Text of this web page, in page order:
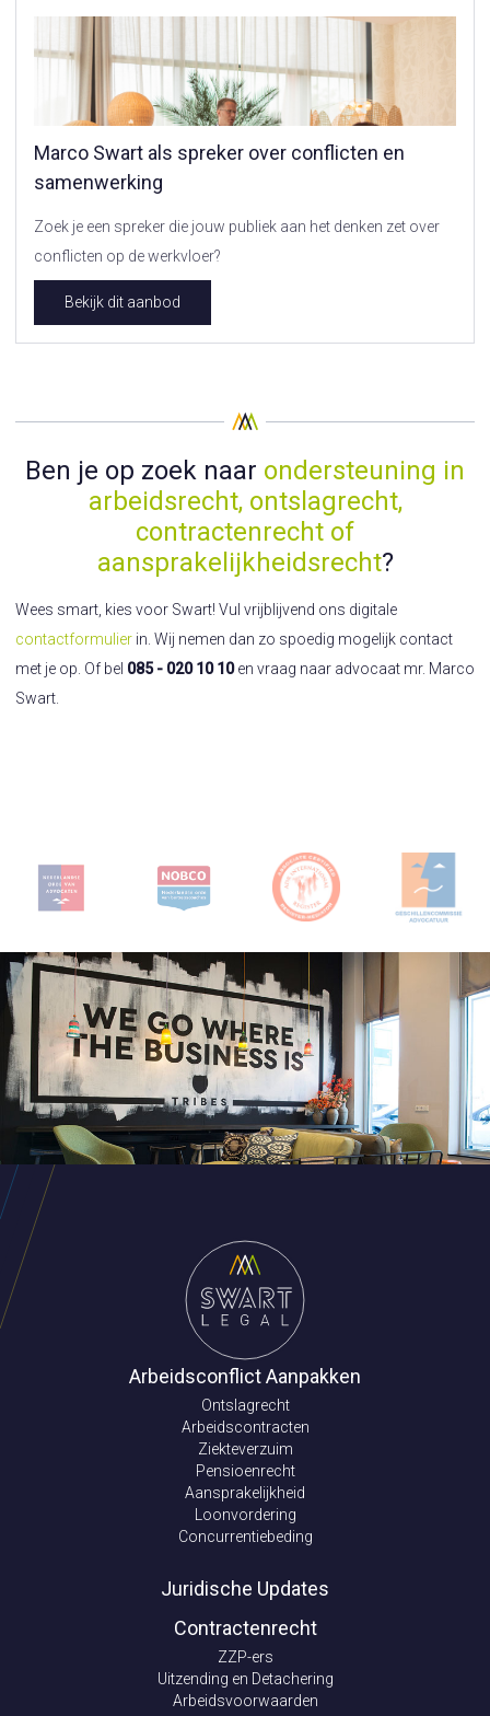
Marco Swart als spreker over conflicten en
samenwerking
Zoek je een spreker die jouw publiek aan het denken zet over
conflicten op de werkvloer?
Bekijk dit aanbod
Ben je op zoek naar ondersteuning in
arbeidsrecht, ontslagrecht,
contractenrecht of
aansprakelijkheidsrecht?
Wees smart, kies voor Swart! Vul vrijblijvend ons digitale
contactformulier in. Wij nemen dan zo spoedig mogelijk contact
met je op. Of bel 085 - 020 10 10en vraag naar advocaat mr. Marco
Swart.
Arbeidsconflict Aanpakken
Ontslagrecht
Arbeidscontracten
Ziekteverzuim
Pensioenrecht
Aansprakelijkheid
Loonvordering
Concurrentiebeding
Juridische Updates
Contractenrecht
ZZP-ers
Uitzending en Detachering
Arbeidsvoorwaarden